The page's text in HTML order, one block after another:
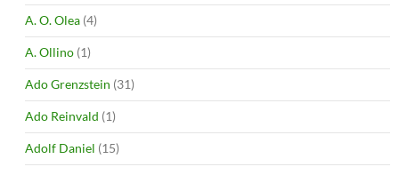
A. O. Olea (4)
A. Ollino (1)
Ado Grenzstein (31)
Ado Reinvald (1)
Adolf Daniel (15)